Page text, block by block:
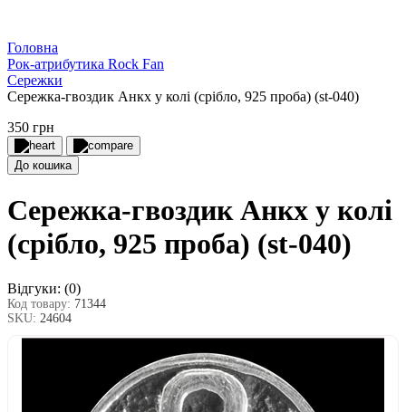
Головна
Рок-атрибутика Rock Fan
Сережки
Сережка-гвоздик Анкх у колі (срібло, 925 проба) (st-040)
350 грн
До кошика
Сережка-гвоздик Анкх у колі
(срібло, 925 проба) (st-040)
Відгуки: (0)
Код товару: 71344
SKU: 24604